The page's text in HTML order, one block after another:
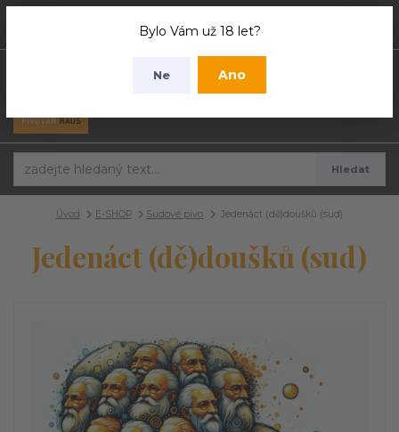
Bylo Vám už 18 let?
Ne
Ano
Hledat
Úvod E-SHOP Sudové pivo Jedenáct (dě)doušků (sud)
Jedenáct (dě)doušků (sud)